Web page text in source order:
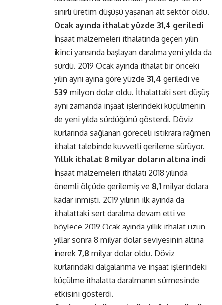
sınırlı üretim düşüşü yaşanan alt sektör oldu.
Ocak ayında ithalat yüzde 31,4 geriledi
İnşaat malzemeleri ithalatında geçen yılın
ikinci yarısında başlayan daralma yeni yılda da
sürdü. 2019 Ocak ayında ithalat bir önceki
yılın aynı ayına göre yüzde 31,4 geriledi ve
539 milyon dolar oldu. İthalattaki sert düşüş
aynı zamanda inşaat işlerindeki küçülmenin
de yeni yılda sürdüğünü gösterdi. Döviz
kurlarında sağlanan göreceli istikrara rağmen
ithalat talebinde kuvvetli gerileme sürüyor.
Yıllık ithalat 8 milyar doların altına indi
İnşaat malzemeleri ithalatı 2018 yılında
önemli ölçüde gerilemiş ve 8,1 milyar dolara
kadar inmişti. 2019 yılının ilk ayında da
ithalattaki sert daralma devam etti ve
böylece 2019 Ocak ayında yıllık ithalat uzun
yıllar sonra 8 milyar dolar seviyesinin altına
inerek 7,8 milyar dolar oldu. Döviz
kurlarındaki dalgalanma ve inşaat işlerindeki
küçülme ithalatta daralmanın sürmesinde
etkisini gösterdi.